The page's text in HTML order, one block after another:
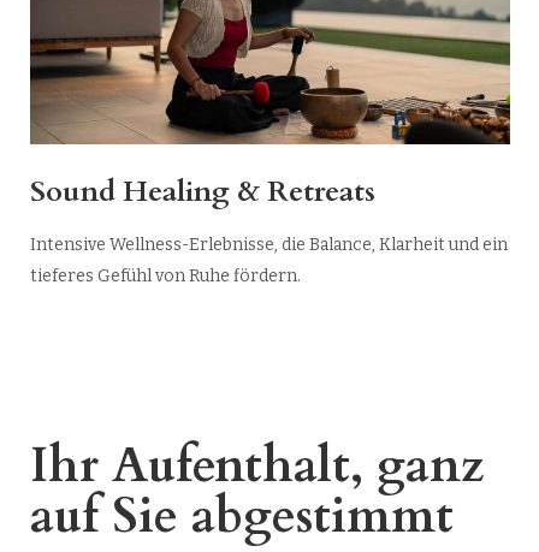
Sound Healing & Retreats
Intensive Wellness-Erlebnisse, die Balance, Klarheit und ein
tieferes Gefühl von Ruhe fördern.
Ihr Aufenthalt, ganz
auf Sie abgestimmt